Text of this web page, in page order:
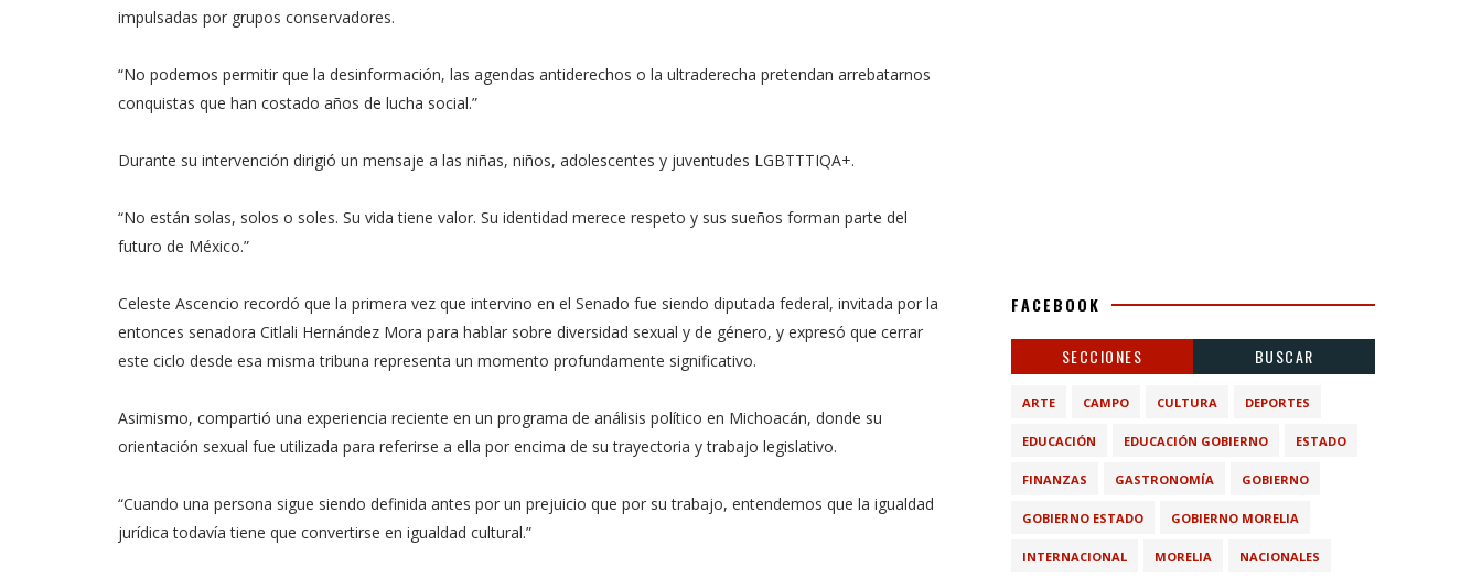
impulsadas por grupos conservadores.
“No podemos permitir que la desinformación, las agendas antiderechos o la ultraderecha pretendan arrebatarnos
conquistas que han costado años de lucha social.”
Durante su intervención dirigió un mensaje a las niñas, niños, adolescentes y juventudes LGBTTTIQA+.
“No están solas, solos o soles. Su vida tiene valor. Su identidad merece respeto y sus sueños forman parte del
futuro de México.”
Celeste Ascencio recordó que la primera vez que intervino en el Senado fue siendo diputada federal, invitada por la
entonces senadora Citlali Hernández Mora para hablar sobre diversidad sexual y de género, y expresó que cerrar
este ciclo desde esa misma tribuna representa un momento profundamente significativo.
Asimismo, compartió una experiencia reciente en un programa de análisis político en Michoacán, donde su
orientación sexual fue utilizada para referirse a ella por encima de su trayectoria y trabajo legislativo.
“Cuando una persona sigue siendo definida antes por un prejuicio que por su trabajo, entendemos que la igualdad
jurídica todavía tiene que convertirse en igualdad cultural.”
FACEBOOK
SECCIONES BUSCAR
ARTE CAMPO CULTURA DEPORTES
EDUCACIÓN EDUCACIÓN GOBIERNO ESTADO
FINANZAS GASTRONOMÍA GOBIERNO
GOBIERNO ESTADO GOBIERNO MORELIA
INTERNACIONAL MORELIA NACIONALES